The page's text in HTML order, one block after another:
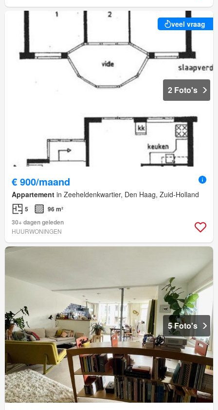
veel vraag
2 Foto's
€ 900/maand
Appartement in Zeeheldenkwartier, Den Haag, Zuid-Holland
5
96 m²
30+ dagen geleden
HUURWONINGEN
5 Foto's